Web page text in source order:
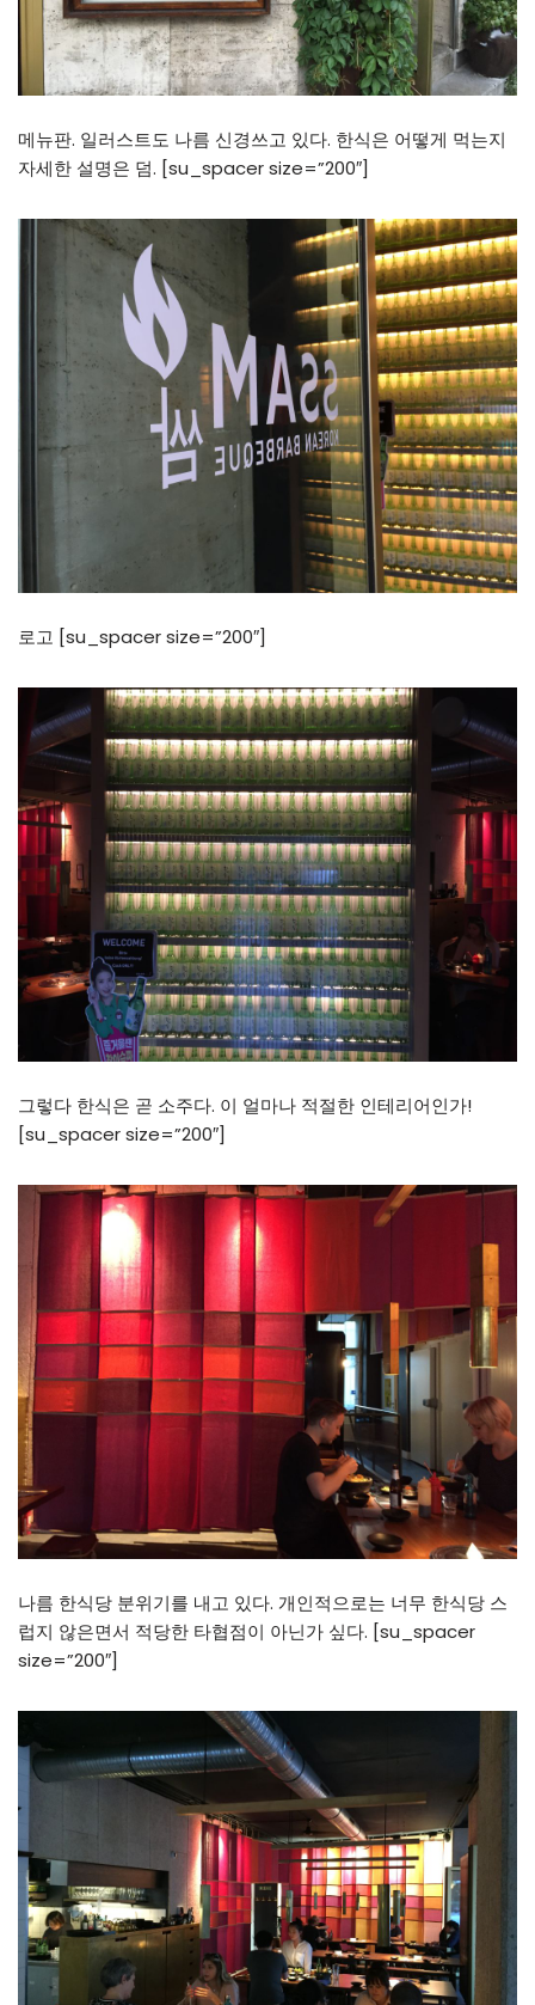
메뉴판. 일러스트도 나름 신경쓰고 있다. 한식은 어떻게 먹는지
자세한 설명은 덤. [su_spacer size=”200″]
로고 [su_spacer size=”200″]
그렇다 한식은 곧 소주다. 이 얼마나 적절한 인테리어인가!
[su_spacer size=”200″]
나름 한식당 분위기를 내고 있다. 개인적으로는 너무 한식당 스
럽지 않은면서 적당한 타협점이 아닌가 싶다. [su_spacer
size=”200″]